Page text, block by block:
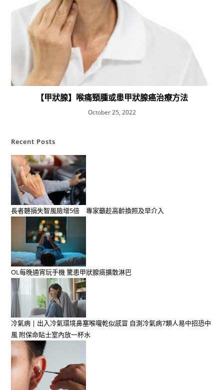
【甲狀腺】喉痛頸腫或患甲狀腺癌治療方法
October 25, 2022
Recent Posts
長者聽損失智風險增5倍 專家籲趁高齡換照及早介入
OL每晚通宵玩手機 驚患甲狀腺癌擴散淋巴
冷氣病 | 出入冷氣環境鼻塞喉嚨乾似感冒 自測冷氣病7類人易中招恐中
風 附保命貼士室內放一杯水